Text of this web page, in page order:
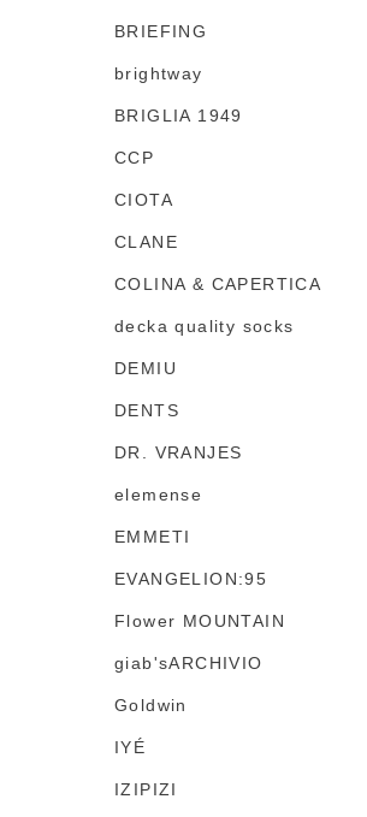
BRIEFING
brightway
BRIGLIA 1949
CCP
CIOTA
CLANE
COLINA & CAPERTICA
decka quality socks
DEMIU
DENTS
DR. VRANJES
elemense
EMMETI
EVANGELION:95
Flower MOUNTAIN
giab'sARCHIVIO
Goldwin
IYÉ
IZIPIZI